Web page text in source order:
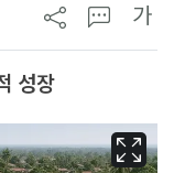
가
성장